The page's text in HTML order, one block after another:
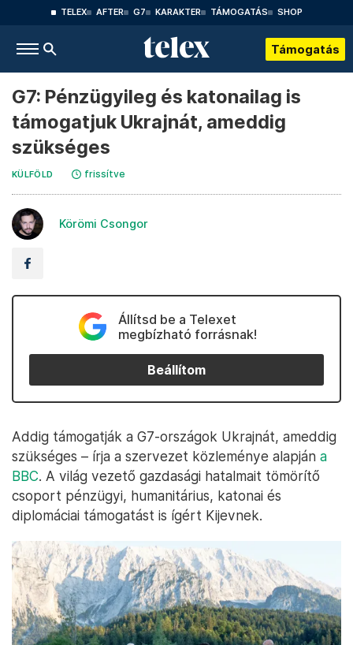
TELEX AFTER G7 KARAKTER TÁMOGATÁS SHOP
Támogatás
G7: Pénzügyileg és katonailag is
támogatjuk Ukrajnát, ameddig
szükséges
KÜLFÖLD frissítve
Körömi Csongor
Állítsd be a Telexet
megbízható forrásnak!
Beállítom
Addig támogatják a G7-országok Ukrajnát, ameddig
szükséges – írja a szervezet közleménye alapján a
BBC. A világ vezető gazdasági hatalmait tömörítő
csoport pénzügyi, humanitárius, katonai és
diplomáciai támogatást is ígért Kijevnek.